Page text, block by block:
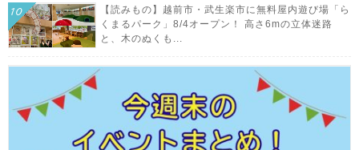
【読みもの】越前市・武生楽市に無料屋内遊び場「ら
くまるパーク」8/4オープン！ 高さ6mの立体迷路
と、木のぬくも...